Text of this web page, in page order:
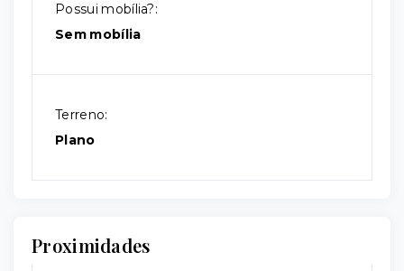
Possui mobília?:
Sem mobília
Terreno:
Plano
Proximidades